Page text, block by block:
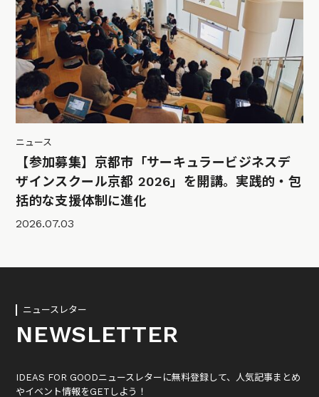
ニュース
【参加募集】京都市「サーキュラービジネスデ
ザインスクール京都 2026」を開講。実践的・包
括的な支援体制に進化
2026.07.03
ニュースレター
NEWSLETTER
IDEAS FOR GOODニュースレターに無料登録して、人気記事まとめ
やイベント情報をGETしよう！